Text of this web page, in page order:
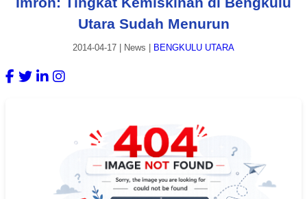
Utara Sudah Menurun
2014-04-17 News BENGKULU UTARA